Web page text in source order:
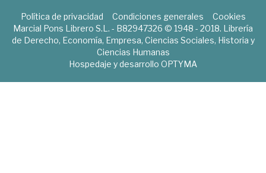
Política de privacidad Condiciones generales
Cookies
Marcial Pons Librero S.L. - B82947326 © 1948 - 2018. Librería
de Derecho, Economía, Empresa, Ciencias Sociales, Historia y
Ciencias Humanas
Hospedaje y desarrollo OPTYMA